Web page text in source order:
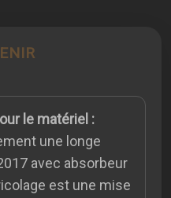
le matériel :
une longe
avec absorbeur
est une mise